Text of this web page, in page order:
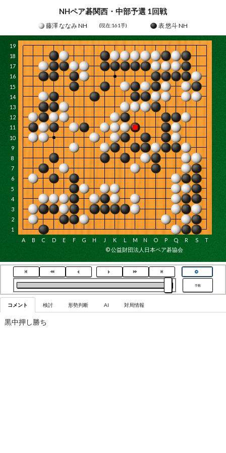
NHペア碁関西・中部予選 1回戦
藤澤 ななみ NH (現在:161手) 表 悠斗 NH
19
18
17
16
15
14
13
12
11
10
9
8
7
6
5
4
3
2
1
A
B C D E F G H J K L M N O P Q R S
T
© 公益財団法人日本ペア碁協会
手数
コメント 検討 形勢判断 AI 対局情報
黒中押し勝ち